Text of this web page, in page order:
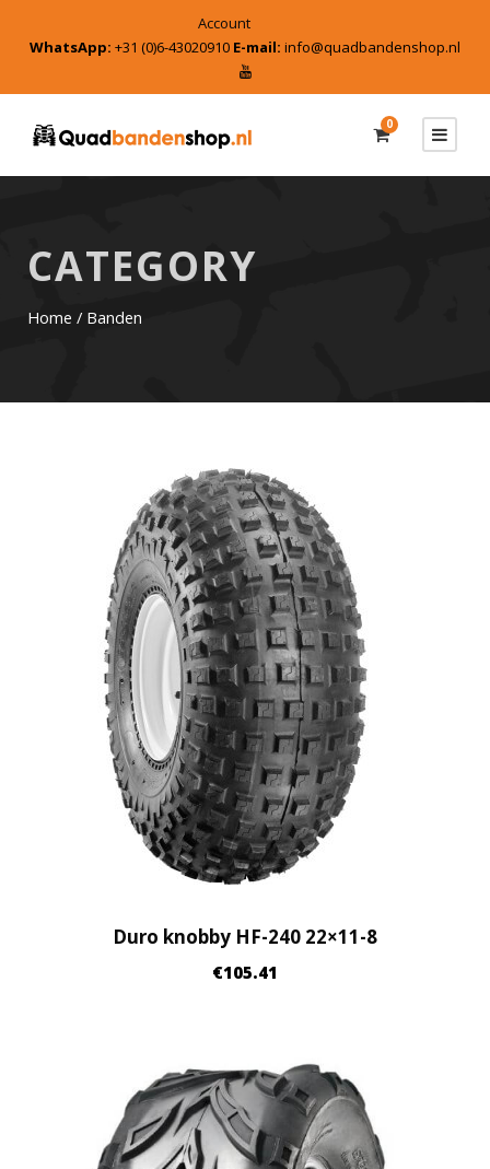
Account
WhatsApp: +31 (0)6-43020910 E-mail: info@quadbandenshop.nl
0
CATEGORY
Home / Banden
Duro knobby HF-240 22×11-8
€105.41